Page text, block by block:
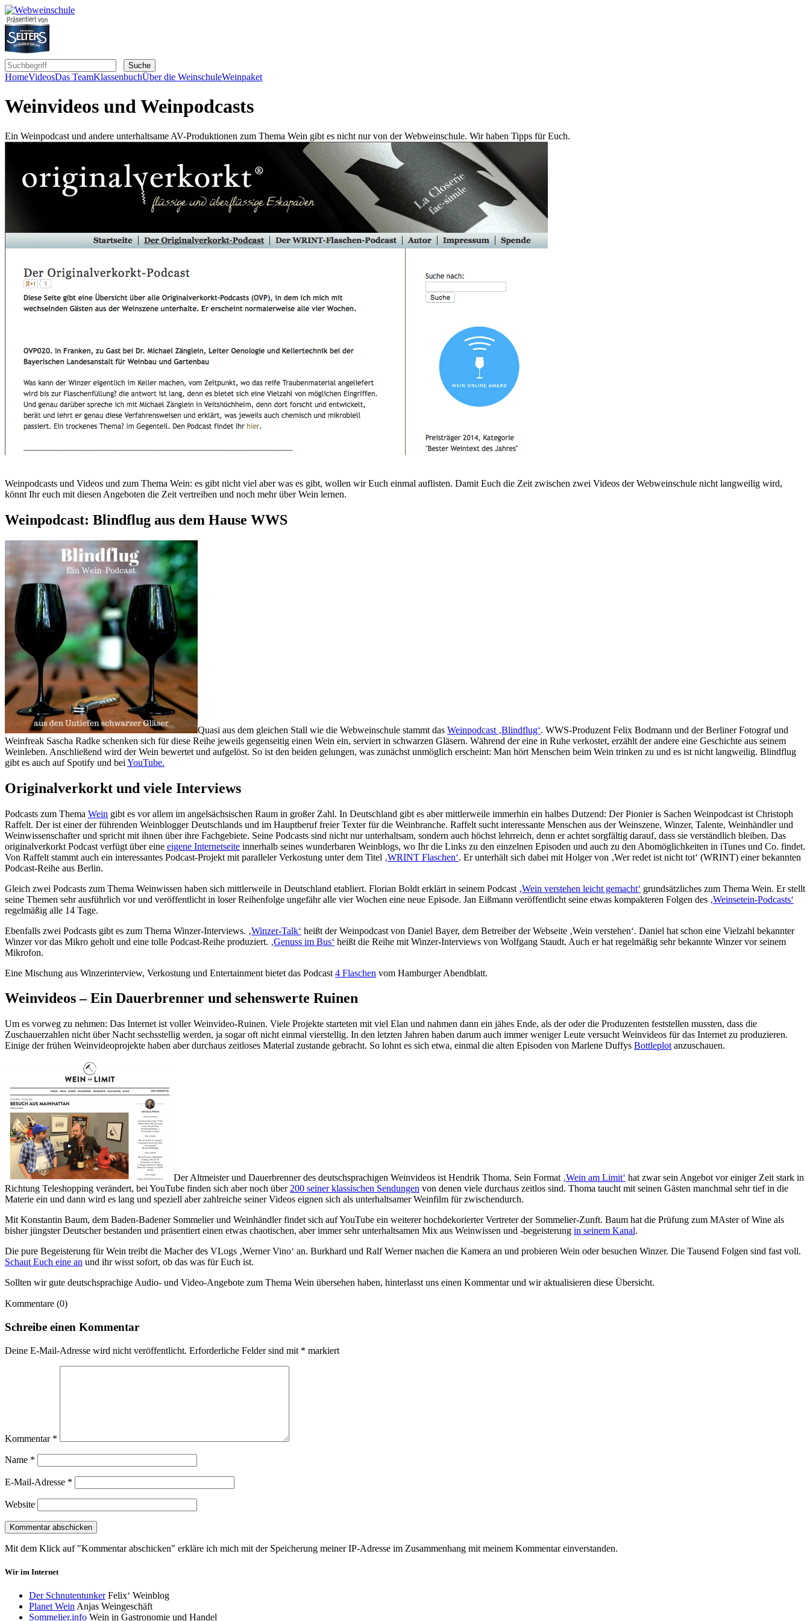
HomeVideosDas TeamKlassenbuchÜber die WeinschuleWeinpaket
Weinvideos und Weinpodcasts
Ein Weinpodcast und andere unterhaltsame AV-Produktionen zum Thema Wein gibt es nicht nur von der Webweinschule. Wir haben Tipps für Euch.
Weinpodcasts und Videos und zum Thema Wein: es gibt nicht viel aber was es gibt, wollen wir Euch einmal auflisten. Damit Euch die Zeit zwischen zwei Videos der Webweinschule nicht langweilig wird,
könnt Ihr euch mit diesen Angeboten die Zeit vertreiben und noch mehr über Wein lernen.
Weinpodcast: Blindflug aus dem Hause WWS
Quasi aus dem gleichen Stall wie die Webweinschule stammt das Weinpodcast ‚Blindflug‘. WWS-Produzent Felix Bodmann und der Berliner Fotograf und
Weinfreak Sascha Radke schenken sich für diese Reihe jeweils gegenseitig einen Wein ein, serviert in schwarzen Gläsern. Während der eine in Ruhe verkostet, erzählt der andere eine Geschichte aus seinem
Weinleben. Anschließend wird der Wein bewertet und aufgelöst. So ist den beiden gelungen, was zunächst unmöglich erscheint: Man hört Menschen beim Wein trinken zu und es ist nicht langweilig. Blindflug
gibt es auch auf Spotify und bei YouTube.
Originalverkorkt und viele Interviews
Podcasts zum Thema Wein gibt es vor allem im angelsächsischen Raum in großer Zahl. In Deutschland gibt es aber mittlerweile immerhin ein halbes Dutzend: Der Pionier is Sachen Weinpodcast ist Christoph
Raffelt. Der ist einer der führenden Weinblogger Deutschlands und im Hauptberuf freier Texter für die Weinbranche. Raffelt sucht interessante Menschen aus der Weinszene, Winzer, Talente, Weinhändler und
Weinwissenschafter und spricht mit ihnen über ihre Fachgebiete. Seine Podcasts sind nicht nur unterhaltsam, sondern auch höchst lehrreich, denn er achtet sorgfältig darauf, dass sie verständlich bleiben. Das
originalverkorkt Podcast verfügt über eine eigene Internetseite innerhalb seines wunderbaren Weinblogs, wo Ihr die Links zu den einzelnen Episoden und auch zu den Abomöglichkeiten in iTunes und Co. findet.
Von Raffelt stammt auch ein interessantes Podcast-Projekt mit paralleler Verkostung unter dem Titel ‚WRINT Flaschen‘. Er unterhält sich dabei mit Holger von ‚Wer redet ist nicht tot‘ (WRINT) einer bekannten
Podcast-Reihe aus Berlin.
Gleich zwei Podcasts zum Thema Weinwissen haben sich mittlerweile in Deutschland etabliert. Florian Boldt erklärt in seinem Podcast ‚Wein verstehen leicht gemacht‘ grundsätzliches zum Thema Wein. Er stellt
seine Themen sehr ausführlich vor und veröffentlicht in loser Reihenfolge ungefähr alle vier Wochen eine neue Episode. Jan Eißmann veröffentlicht seine etwas kompakteren Folgen des ‚Weinsetein-Podcasts‘
regelmäßig alle 14 Tage.
Ebenfalls zwei Podcasts gibt es zum Thema Winzer-Interviews. ‚Winzer-Talk‘ heißt der Weinpodcast von Daniel Bayer, dem Betreiber der Webseite ‚Wein verstehen‘. Daniel hat schon eine Vielzahl bekannter
Winzer vor das Mikro geholt und eine tolle Podcast-Reihe produziert. ‚Genuss im Bus‘ heißt die Reihe mit Winzer-Interviews von Wolfgang Staudt. Auch er hat regelmäßig sehr bekannte Winzer vor seinem
Mikrofon.
Eine Mischung aus Winzerinterview, Verkostung und Entertainment bietet das Podcast 4 Flaschen vom Hamburger Abendblatt.
Weinvideos – Ein Dauerbrenner und sehenswerte Ruinen
Um es vorweg zu nehmen: Das Internet ist voller Weinvideo-Ruinen. Viele Projekte starteten mit viel Elan und nahmen dann ein jähes Ende, als der oder die Produzenten feststellen mussten, dass die
Zuschauerzahlen nicht über Nacht sechsstellig werden, ja sogar oft nicht einmal vierstellig. In den letzten Jahren haben darum auch immer weniger Leute versucht Weinvideos für das Internet zu produzieren.
Einige der frühen Weinvideoprojekte haben aber durchaus zeitloses Material zustande gebracht. So lohnt es sich etwa, einmal die alten Episoden von Marlene Duffys Bottleplot anzuschauen.
Der Altmeister und Dauerbrenner des deutschsprachigen Weinvideos ist Hendrik Thoma. Sein Format ‚Wein am Limit‘ hat zwar sein Angebot vor einiger Zeit stark in
Richtung Teleshopping verändert, bei YouTube finden sich aber noch über 200 seiner klassischen Sendungen von denen viele durchaus zeitlos sind. Thoma taucht mit seinen Gästen manchmal sehr tief in die
Materie ein und dann wird es lang und speziell aber zahlreiche seiner Videos eignen sich als unterhaltsamer Weinfilm für zwischendurch.
Mit Konstantin Baum, dem Baden-Badener Sommelier und Weinhändler findet sich auf YouTube ein weiterer hochdekorierter Vertreter der Sommelier-Zunft. Baum hat die Prüfung zum MAster of Wine als
bisher jüngster Deutscher bestanden und präsentiert einen etwas chaotischen, aber immer sehr unterhaltsamen Mix aus Weinwissen und -begeisterung in seinem Kanal.
Die pure Begeisterung für Wein treibt die Macher des VLogs ‚Werner Vino‘ an. Burkhard und Ralf Werner machen die Kamera an und probieren Wein oder besuchen Winzer. Die Tausend Folgen sind fast voll.
Schaut Euch eine an und ihr wisst sofort, ob das was für Euch ist.
Sollten wir gute deutschsprachige Audio- und Video-Angebote zum Thema Wein übersehen haben, hinterlasst uns einen Kommentar und wir aktualisieren diese Übersicht.
Kommentare (0)
Schreibe einen Kommentar
Deine E-Mail-Adresse wird nicht veröffentlicht. Erforderliche Felder sind mit * markiert
Kommentar *
Name *
E-Mail-Adresse *
Website
Mit dem Klick auf "Kommentar abschicken" erkläre ich mich mit der Speicherung meiner IP-Adresse im Zusammenhang mit meinem Kommentar einverstanden.
Wir im Internet
Der SchnutentunkerFelix‘ Weinblog
Planet Wein Anjas Weingeschäft
Sommelier.info Wein in Gastronomie und Handel